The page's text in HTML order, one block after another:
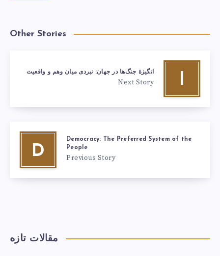
Other Stories
ا انگیزۀ جنگ‌ها در جهان: نبردی میان وهم و واقعیت
Next Story
D
Democracy: The Preferred System of the
People
Previous Story
مقالات تازه